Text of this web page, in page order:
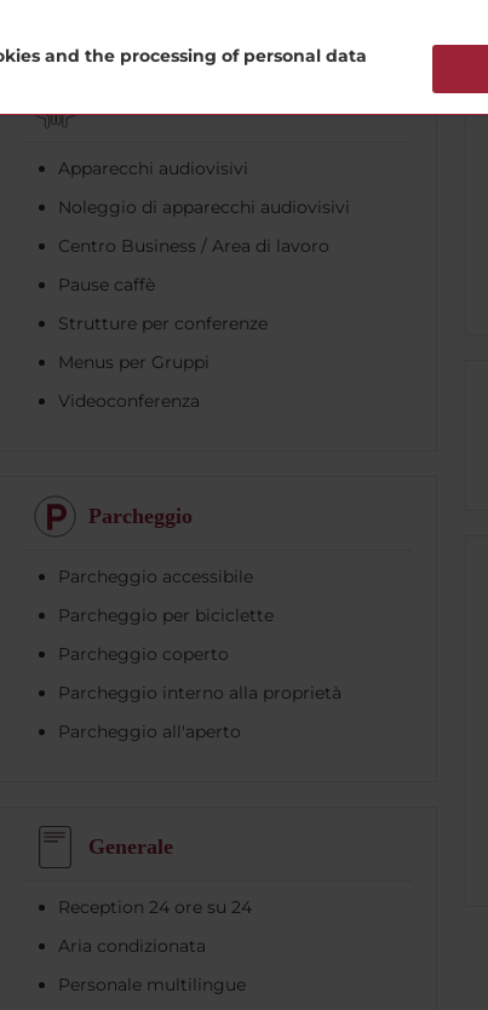
Business
Apparecchi audiovisivi
Noleggio di apparecchi audiovisivi
Centro Business / Area di lavoro
Pause caffè
Strutture per conferenze
Menus per Gruppi
Videoconferenza
Parcheggio
Parcheggio accessibile
Parcheggio per biciclette
Parcheggio coperto
Parcheggio interno alla proprietà
Parcheggio all'aperto
Generale
Reception 24 ore su 24
Aria condizionata
Personale multilingue
and the processing of personal data